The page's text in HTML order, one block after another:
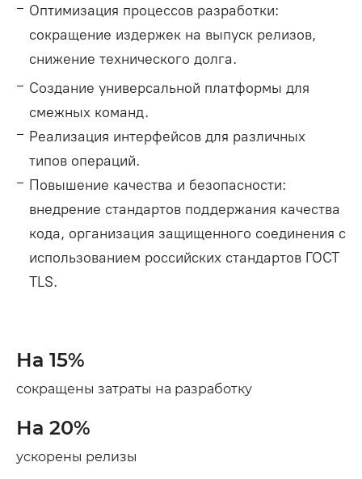
Оптимизация процессов разработки:
сокращение издержек на выпуск релизов,
снижение технического долга.
Создание универсальной платформы для
смежных команд.
Реализация интерфейсов для различных
типов операций.
Повышение качества и безопасности:
внедрение стандартов поддержания качества
кода, организация защищенного соединения с
использованием российских стандартов ГОСТ
TLS.
На 15%
сокращены затраты на разработку
На 20%
ускорены релизы